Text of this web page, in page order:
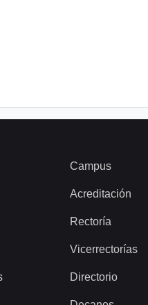
Campus
Acreditación
Rectoría
Vicerrectorías
Directorio